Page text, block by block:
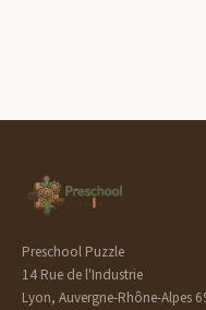
Preschool Puzzle
14 Rue de l'Industrie
Lyon, Auvergne-Rhône-Alpes